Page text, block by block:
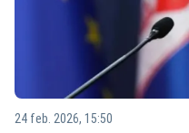
24 feb. 2026, 15:50